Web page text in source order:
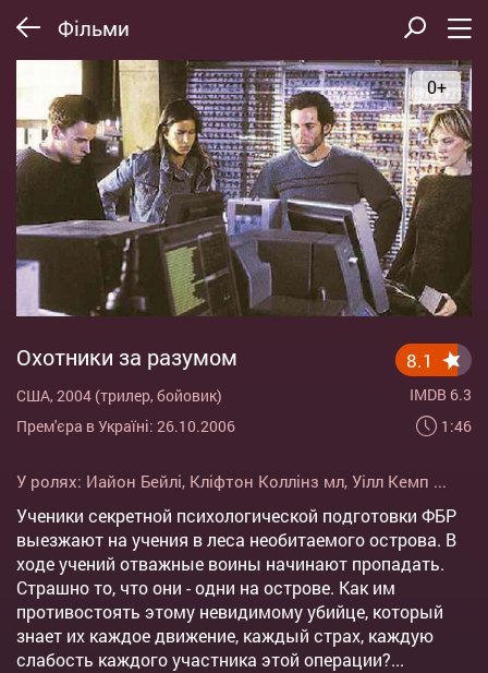
Фільми
0+
Охотники за разумом
США, 2004 (трилер, бойовик)
Прем'єра в Україні: 26.10.2006
8.1
IMDB 6.3
1:46
У ролях: Иайон Бейлі, Кліфтон Коллінз мл, Уілл Кемп ...
Ученики секретной психологической подготовки ФБР
выезжают на учения в леса необитаемого острова. В
ходе учений отважные воины начинают пропадать.
Страшно то, что они - одни на острове. Как им
противостоять этому невидимому убийце, который
знает их каждое движение, каждый страх, каждую
слабость каждого участника этой операции?...